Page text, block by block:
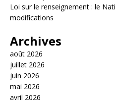
Loi sur le renseignement : le
modifications
Archives
août 2026
juillet 2026
juin 2026
mai 2026
avril 2026